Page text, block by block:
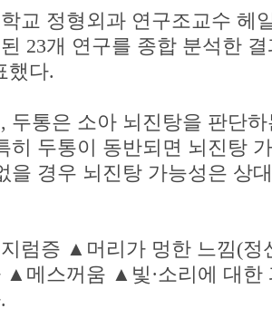
교 정형외과 연구조교수 헤
23개 연구를 종합 분석한
했다.
두통은 소아 뇌진탕을 판단
히 두통이 동반되면 뇌진탕
을 경우 뇌진탕 가능성은 상
럼증 ▲머리가 멍한 느낌(
메스꺼움 ▲빛·소리에 대한